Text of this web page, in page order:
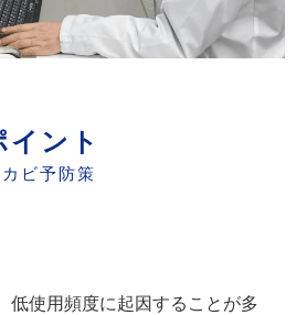
イント
ビ予防策
低使用頻度に起因することが多